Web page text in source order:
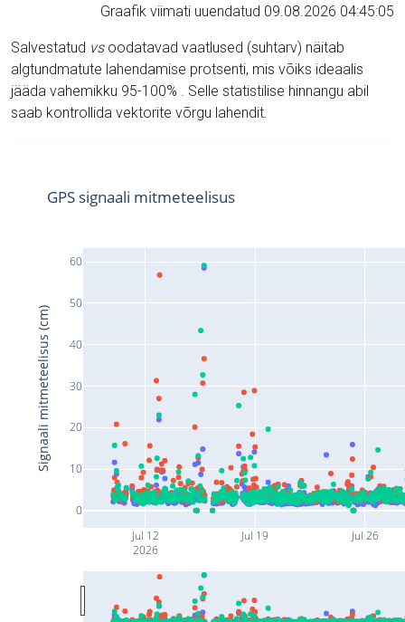
Graafik viimati uuendatud 09.08.2026 04:45:05
Salvestatud vsoodatavad vaatlused (suhtarv) näitab
algtundmatute lahendamise protsenti, mis võiks ideaalis
jääda vahemikku 95-100% . Selle statistilise hinnangu abil
saab kontrollida vektorite võrgu lahendit.
Jul 12
2026
Jul 19 Jul 26
0
10
20
30
40
50
60
GPS signaali mitmeteelisus
Signaali mitmeteelisus (cm)